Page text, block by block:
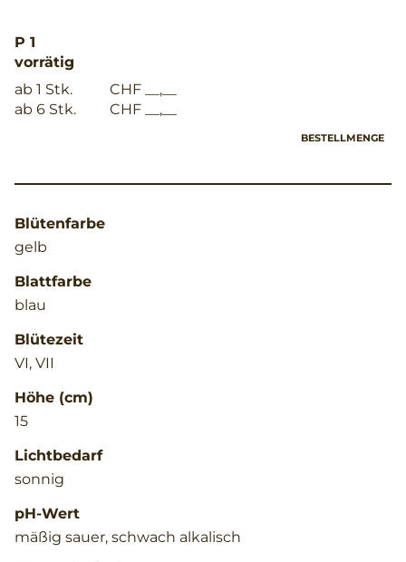
P 1
vorrätig
ab 1 Stk.
CHF __,__
ab 6 Stk.
CHF __,__
BESTELLMENGE
Blütenfarbe
gelb
Blattfarbe
blau
Blütezeit
VI, VII
Höhe (cm)
15
Lichtbedarf
sonnig
pH-Wert
mäßig sauer, schwach alkalisch